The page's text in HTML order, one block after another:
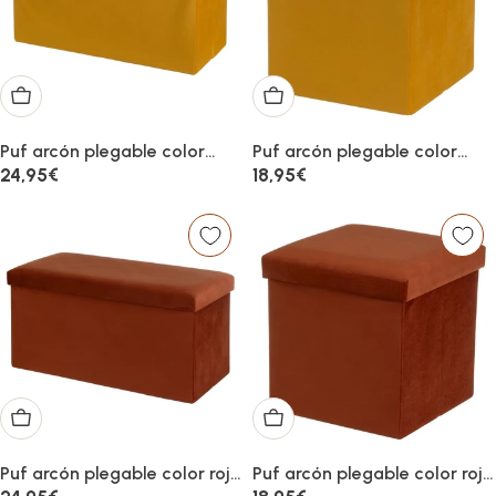
Añadir al carrito
Puf arcón plegable color
amarillo para almacenaje
Precio
24,95€
Añadir al carrito
Puf arcón plegable color
amarillo para almacenaje
Precio
18,95€
Añadir al carrito
Puf arcón plegable color rojo
Añadir al carrito
Puf arcón plegable color rojo